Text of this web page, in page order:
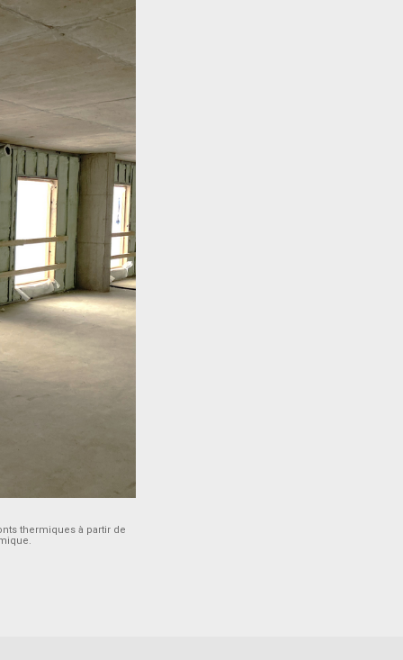
thermiques à partir de